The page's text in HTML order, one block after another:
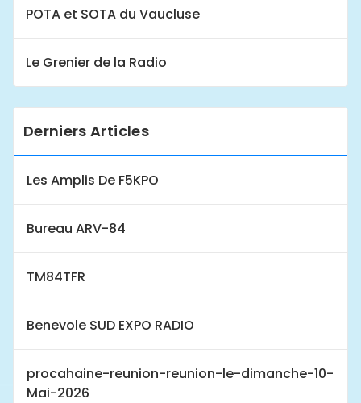
POTA et SOTA du Vaucluse
Le Grenier de la Radio
Derniers Articles
Les Amplis De F5KPO
Bureau ARV-84
TM84TFR
Benevole SUD EXPO RADIO
procahaine-reunion-reunion-le-dimanche-10-
Mai-2026